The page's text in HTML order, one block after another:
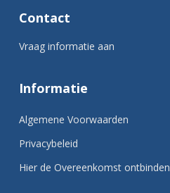
Contact
Vraag informatie aan
Informatie
Algemene Voorwaarden
Privacybeleid
Hier de Overeenkomst ontbinden